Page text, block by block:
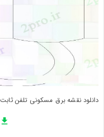
دانلود نقشه برق مسکونی تلفن ثابت